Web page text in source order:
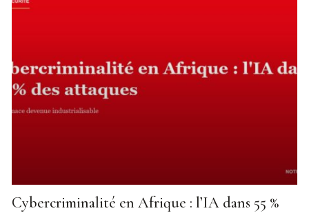
Cybercriminalité en Afrique : l’IA dans 55 %